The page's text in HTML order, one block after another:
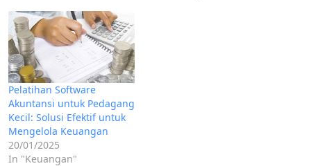
Pelatihan Software
Akuntansi untuk Pedagang
Kecil: Solusi Efektif untuk
Mengelola Keuangan
20/01/2025
In "Keuangan"